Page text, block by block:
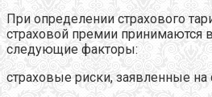
При определении страхового
страховой премии принимаются
следующие факторы:
страховые риски, заявленные на